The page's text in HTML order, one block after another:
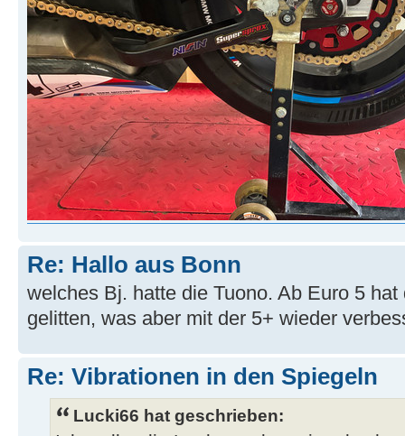
Re: Hallo aus Bonn
welches Bj. hatte die Tuono. Ab Euro 5
gelitten, was aber mit der 5+ wieder
Re: Vibrationen in den Spiegeln
Lucki66 hat geschrieben: